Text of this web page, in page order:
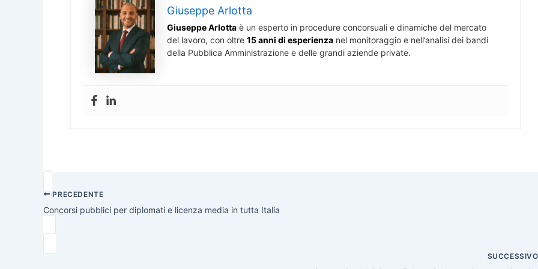
Giuseppe Arlotta
Giuseppe Arlotta è un esperto in procedure concorsuali e dinamiche del mercato
del lavoro, con oltre 15 anni di esperienza nel monitoraggio e nell’analisi dei bandi
della Pubblica Amministrazione e delle grandi aziende private.
PRECEDENTE
Concorsi pubblici per diplomati e licenza media in tutta Italia